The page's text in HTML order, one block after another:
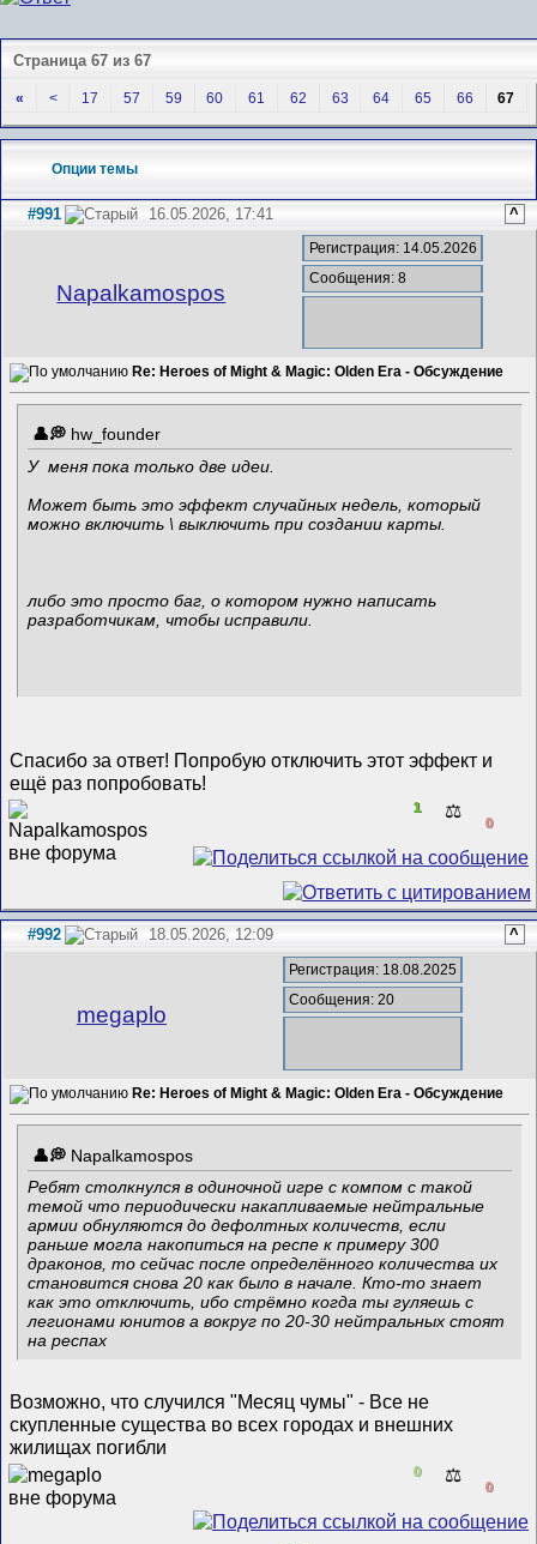
Страница 67 из 67
« < 17 57 59 60 61 62 63 64 65 66 67
Опции темы
#991 16.05.2026, 17:41 ^
Napalkamospos
Регистрация: 14.05.2026
Сообщения: 8
Re: Heroes of Might & Magic: Olden Era - Обсуждение
hw_founder
У меня пока только две идеи.
Может быть это эффект случайных недель, который
можно включить \ выключить при создании карты.
либо это просто баг, о котором нужно написать
разработчикам, чтобы исправили.
Спасибо за ответ! Попробую отключить этот эффект и
ещё раз попробовать!
1 ⚖️
0
#992 18.05.2026, 12:09 ^
megaplo
Регистрация: 18.08.2025
Сообщения: 20
Re: Heroes of Might & Magic: Olden Era - Обсуждение
Napalkamospos
Ребят столкнулся в одиночной игре с компом с такой
темой что периодически накапливаемые нейтральные
армии обнуляются до дефолтных количеств, если
раньше могла накопиться на респе к примеру 300
драконов, то сейчас после определённого количества их
становится снова 20 как было в начале. Кто-то знает
как это отключить, ибо стрёмно когда ты гуляешь с
легионами юнитов а вокруг по 20-30 нейтральных стоят
на респах
Возможно, что случился "Месяц чумы" - Все не
скупленные существа во всех городах и внешних
жилищах погибли
0 ⚖️
0